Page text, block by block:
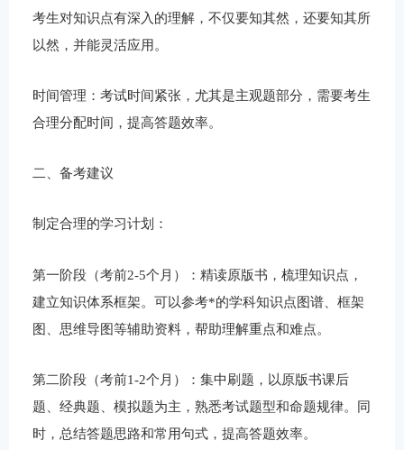
考生对知识点有深入的理解，不仅要知其然，还要知其所
以然，并能灵活应用。
时间管理：考试时间紧张，尤其是主观题部分，需要考生
合理分配时间，提高答题效率。
二、备考建议
制定合理的学习计划：
第一阶段（考前2-5个月）：精读原版书，梳理知识点，
建立知识体系框架。可以参考*的学科知识点图谱、框架
图、思维导图等辅助资料，帮助理解重点和难点。
第二阶段（考前1-2个月）：集中刷题，以原版书课后
题、经典题、模拟题为主，熟悉考试题型和命题规律。同
时，总结答题思路和常用句式，提高答题效率。